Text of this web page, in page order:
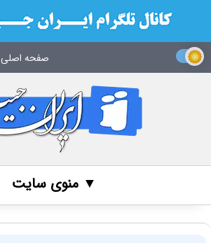
صفحه اصلی
▼ منوی سایت